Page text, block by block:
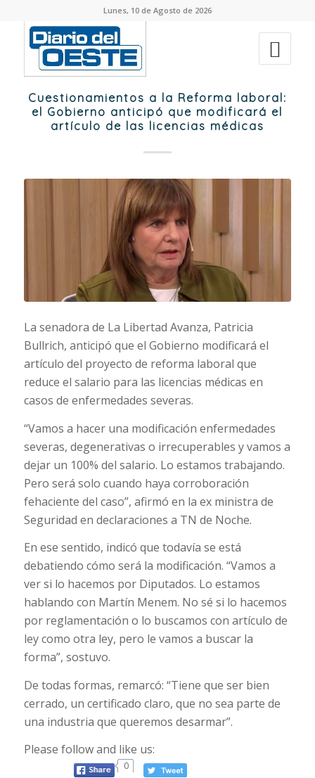
Lunes, 10 de Agosto de 2026
Cuestionamientos a la Reforma laboral:
el Gobierno anticipó que modificará el
artículo de las licencias médicas
La senadora de La Libertad Avanza, Patricia
Bullrich, anticipó que el Gobierno modificará el
artículo del proyecto de reforma laboral que
reduce el salario para las licencias médicas en
casos de enfermedades severas.
“Vamos a hacer una modificación enfermedades
severas, degenerativas o irrecuperables y vamos a
dejar un 100% del salario. Lo estamos trabajando.
Pero será solo cuando haya corroboración
fehaciente del caso”, afirmó en la ex ministra de
Seguridad en declaraciones a TN de Noche.
En ese sentido, indicó que todavía se está
debatiendo cómo será la modificación. “Vamos a
ver si lo hacemos por Diputados. Lo estamos
hablando con Martín Menem. No sé si lo hacemos
por reglamentación o lo buscamos con artículo de
ley como otra ley, pero le vamos a buscar la
forma”, sostuvo.
De todas formas, remarcó: “Tiene que ser bien
cerrado, un certificado claro, que no sea parte de
una industria que queremos desarmar”.
Please follow and like us:
0